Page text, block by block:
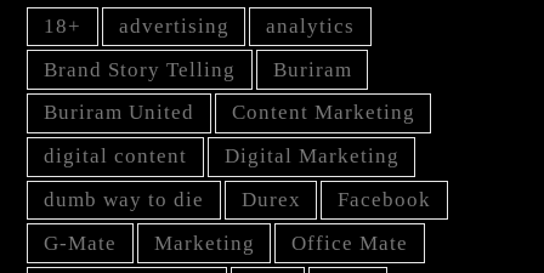
18+ advertising
analytics
Brand Story Telling
Buriram
Buriram United
Content Marketing
digital content
Digital Marketing
dumb way to die
Durex
Facebook
G-Mate
Marketing
Office Mate